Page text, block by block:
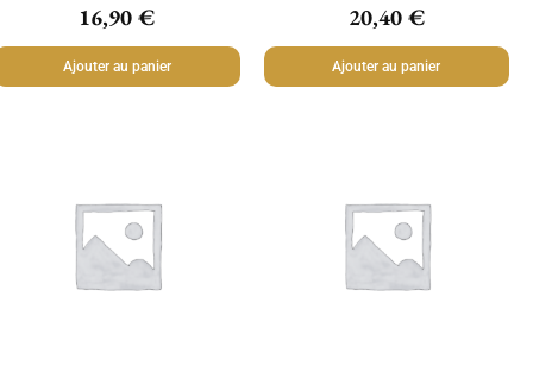
16,90€
Ajouter au panier
20,40 €
Ajouter au panier